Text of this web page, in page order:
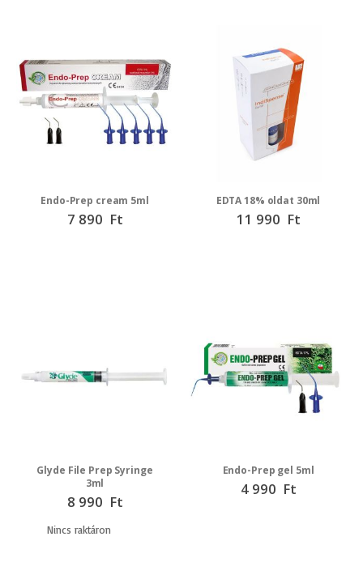
Endo-Prep cream 5ml
7 890 Ft
EDTA 18% oldat 30ml
11 990 Ft
Glyde File Prep Syringe
3ml
8 990 Ft
Nincs raktáron
Endo-Prep gel 5ml
4 990 Ft